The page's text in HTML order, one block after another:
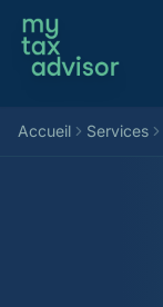
Aller au contenu
Accueil Services